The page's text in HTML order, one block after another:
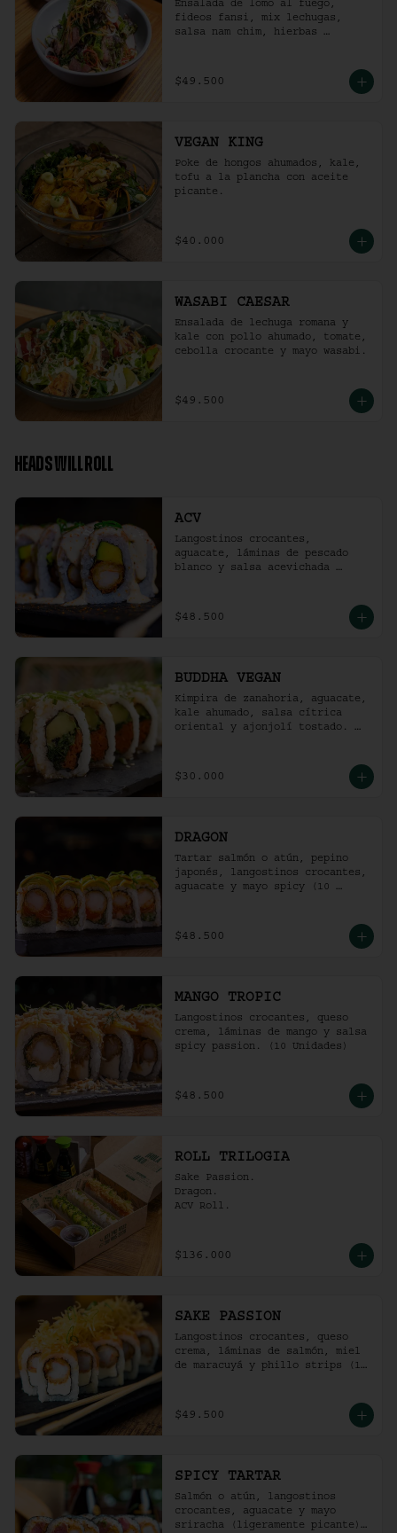
Ensalada de lomo al fuego,
fideos fansi, mix lechugas,
salsa nam chim, hierbas
tostado.
$49.500
VEGAN KING
Poke de hongos ahumados, kale,
tofu a la plancha con aceite
picante.
$40.000
WASABI CAESAR
Ensalada de lechuga romana y
kale con pollo ahumado, tomate,
cebolla crocante y mayo wasabi.
$49.500
HEADS WILL ROLL
ACV
Langostinos crocantes,
aguacate, láminas de pescado
blanco y salsa acevichada
$48.500
BUDDHA VEGAN
Kimpira de zanahoria, aguacate,
kale ahumado, salsa cítrica
oriental y ajonjolí tostado.
$30.000
DRAGON
Tartar salmón o atún, pepino
japonés, langostinos crocantes,
aguacate y mayo spicy (10
$48.500
MANGO TROPIC
Langostinos crocantes, queso
crema, láminas de mango y salsa
spicy passion. (10 Unidades)
$48.500
ROLL TRILOGIA
Sake Passion.
Dragon.
ACV Roll.
$136.000
SAKE PASSION
Langostinos crocantes, queso
crema, láminas de salmón, miel
de maracuyá y phillo strips (10
$49.500
SPICY TARTAR
Salmón o atún, langostinos
crocantes, aguacate y mayo
sriracha (ligeramente picante).